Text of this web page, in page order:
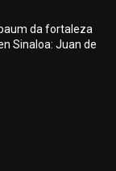
da fortaleza
Sinaloa: Juan de